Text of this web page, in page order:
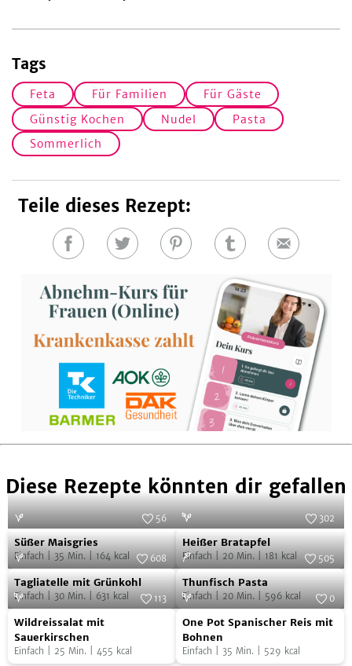
Tags
Feta Für Familien
Für Gäste
Günstig Kochen
Nudel
Pasta
Sommerlich
Teile dieses Rezept:
Auf
teilen
Auf
teilen
Auf
teilen
Auf
teilen
E-
Diese Rezepte könnten dir gefallen
Süßer
Maisgries
Foto: Sabine Mader / Ulrike Schmid
56
Süßer Maisgries
Einfach 35 Min. 164 kcal
Heißer
Bratapfel
Foto:
302
Heißer Bratapfel
Einfach 20 Min. 181 kcal
Tagliatelle
mit
Grünkohl
Foto: SevenCooks
608
Tagliatelle mit Grünkohl
Einfach 30 Min. 631 kcal
Thunfisch
Pasta
505
Thunfisch Pasta
Einfach 20 Min. 596 kcal
Wildreissalat
mit
Sauerkirschen
113
Wildreissalat mit
Sauerkirschen
Einfach 25 Min. 455 kcal
One
Pot
Spanischer
Foto: SevenCooks
0
One Pot Spanischer Reis mit
Bohnen
Einfach 35 Min. 529 kcal